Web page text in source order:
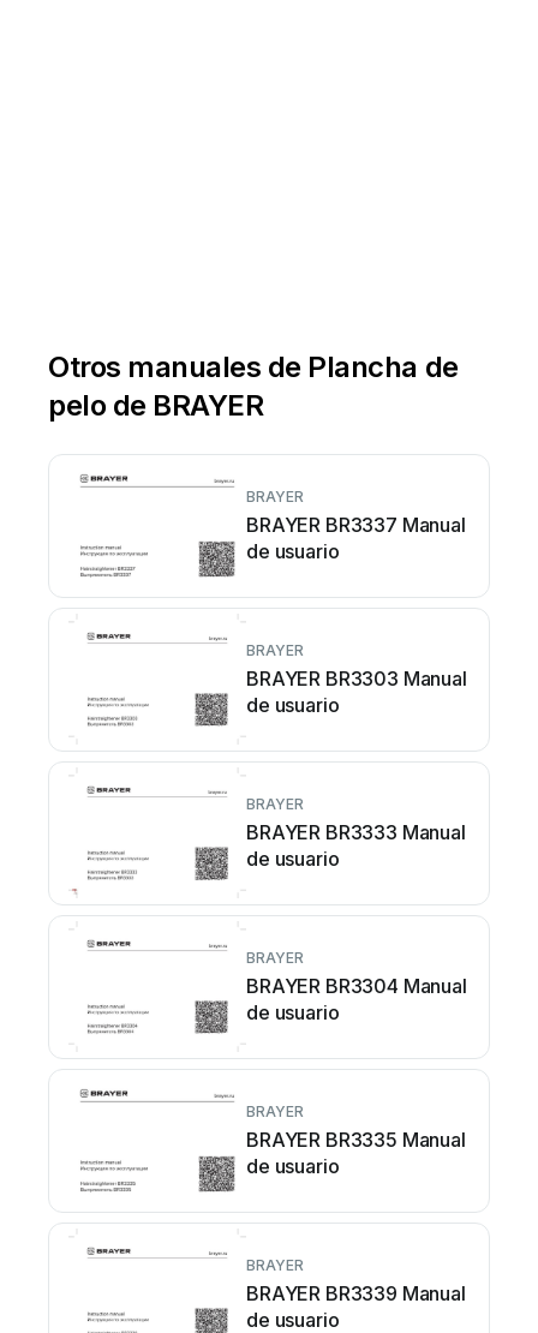
Otros manuales de Plancha de
pelo de BRAYER
BRAYER
BRAYER BR3337 Manual
de usuario
BRAYER
BRAYER BR3303 Manual
de usuario
BRAYER
BRAYER BR3333 Manual
de usuario
BRAYER
BRAYER BR3304 Manual
de usuario
BRAYER
BRAYER BR3335 Manual
de usuario
BRAYER
BRAYER BR3339 Manual
de usuario